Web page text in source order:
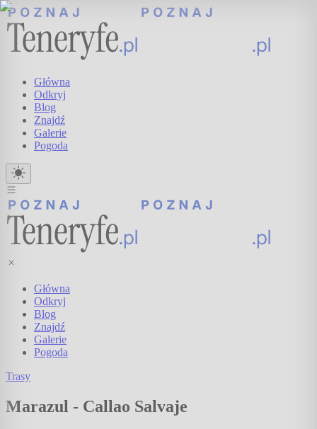
Główna
Odkryj
Blog
Znajdź
Galerie
Pogoda
Główna
Odkryj
Blog
Znajdź
Galerie
Pogoda
Trasy
Marazul - Callao Salvaje